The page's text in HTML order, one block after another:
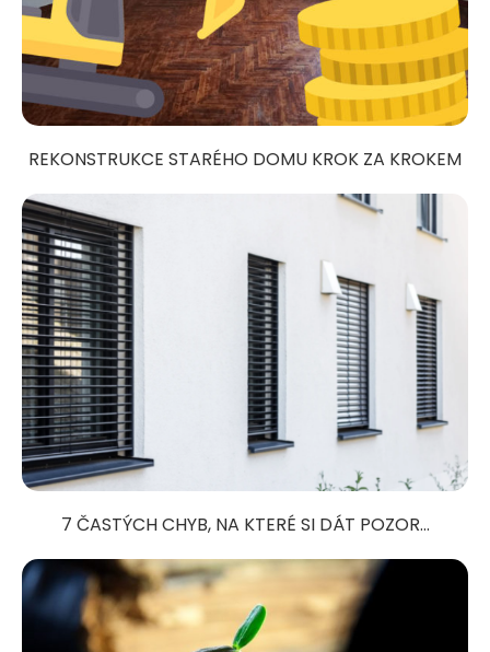
REKONSTRUKCE STARÉHO DOMU KROK ZA KROKEM
7 ČASTÝCH CHYB, NA KTERÉ SI DÁT POZOR...